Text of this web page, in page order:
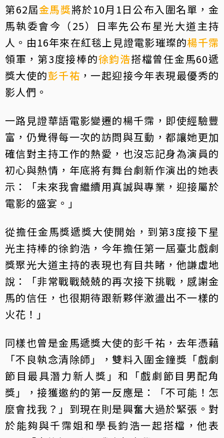
第62屆金馬獎將於10月1日公布入圍名單，金
馬執委會今（25）日率先公布星光大道主持
人。由16年來在紅毯上見證電影璀璨的楊千霈
領軍，第3度接棒的徐鈞浩搭檔曾任金馬60遞
獎大使的彭千祐 ，一起迎接今年表現最優秀的
影人們。
一路見證華語電影變遷的楊千霈，即使經驗豐
富，仍覺得每一次的訪問與互動，都讓她更加
確信對主持工作的熱愛，也沒忘記身為演員的
初心與熱情，年底將有舞台劇新作演出的她表
示：「未來我會繼續用真誠與專業，迎接屬於
電影的盛宴。」
從擔任金馬獎遞獎大使開始，到第3度接下星
光主持棒的徐鈞浩，今年擔任第一屆臺北戲劇
獎聚光大道主持的表現也有目共睹，他謙虛地
說：「非常戰戰兢兢的再次接下挑戰，感謝金
馬的信任，也很期待跟新夥伴激盪出不一樣的
火花！」
同樣也曾是金馬遞獎大使的彭千祐，去年憑藉
「不良執念清除師」，雙料入圍金鐘獎「戲劇
節目最具潛力新人獎」和「戲劇節目男配角
獎」，接獲邀約的第一反應是：「不可能！怎
麼會找我？」到現在則是興奮大過於緊張。對
於能夠與千霈姐和學長鈞浩一起搭檔，他表